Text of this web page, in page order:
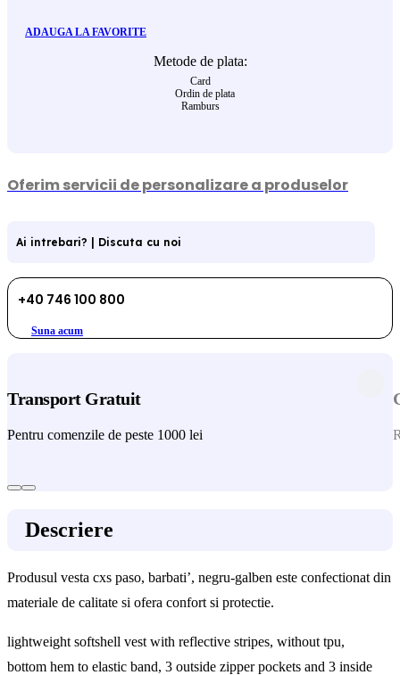
ADAUGA LA FAVORITE
Metode de plata:
Card
Ordin de plata
Ramburs
Oferim servicii de personalizare a produselor
Ai intrebari? | Discuta cu noi
+40 746 100 800
Suna acum
Transport Gratuit
Pentru comenzile de peste 1000 lei
Descriere
Produsul vesta cxs paso, barbati’, negru-galben este confectionat din
materiale de calitate si ofera confort si protectie.
lightweight softshell vest with reflective stripes, without tpu,
bottom hem to elastic band, 3 outside zipper pockets and 3 inside